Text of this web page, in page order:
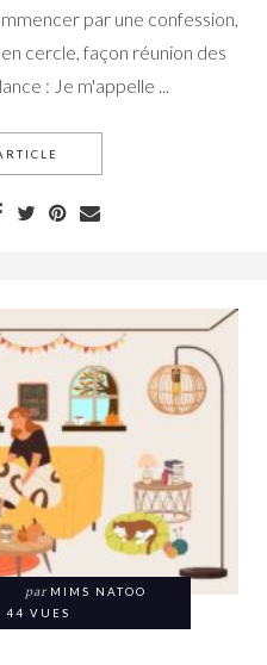
par une confession,
cercle, façon réunion des
: Je m'appelle ...
par MIMS NATOO
44 VUES